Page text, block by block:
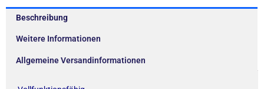
Beschreibung
Weitere Informationen
Allgemeine Versandinformationen